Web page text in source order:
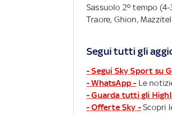
Sassuolo 2º tempo
Traore, Ghion,
Segui tutti gli
- Segui Sky Sport su
- WhatsApp - Le
- Guarda tutti gli
- Offerte Sky - Scopri